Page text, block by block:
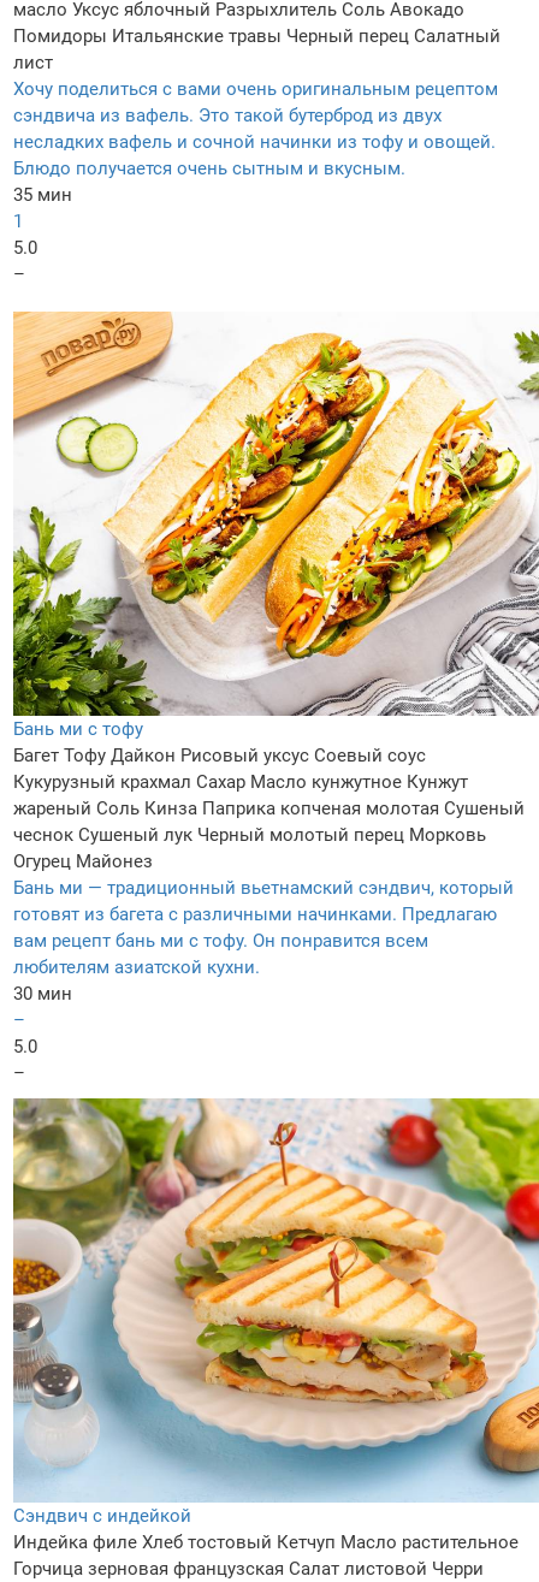
масло Уксус яблочный Разрыхлитель Соль Авокадо
Помидоры Итальянские травы Черный перец Салатный
лист
Хочу поделиться с вами очень оригинальным рецептом
сэндвича из вафель. Это такой бутерброд из двух
несладких вафель и сочной начинки из тофу и овощей.
Блюдо получается очень сытным и вкусным.
35 мин
1
5.0
–
Бань ми с тофу
Багет Тофу Дайкон Рисовый уксус Соевый соус
Кукурузный крахмал Сахар Масло кунжутное Кунжут
жареный Соль Кинза Паприка копченая молотая Сушеный
чеснок Сушеный лук Черный молотый перец Морковь
Огурец Майонез
Бань ми — традиционный вьетнамский сэндвич, который
готовят из багета с различными начинками. Предлагаю
вам рецепт бань ми с тофу. Он понравится всем
любителям азиатской кухни.
30 мин
–
5.0
–
Сэндвич с индейкой
Индейка филе Хлеб тостовый Кетчуп Масло растительное
Горчица зерновая французская Салат листовой Черри